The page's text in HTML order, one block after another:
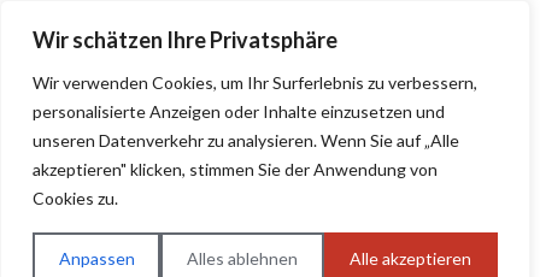
Wir schätzen Ihre Privatsphäre
Wir verwenden Cookies, um Ihr Surferlebnis zu verbessern,
personalisierte Anzeigen oder Inhalte einzusetzen und
unseren Datenverkehr zu analysieren. Wenn Sie auf „Alle
akzeptieren" klicken, stimmen Sie der Anwendung von
Cookies zu.
Anpassen Alles ablehnen Alle akzeptieren
BAUHERRENHILFE.orgQualitätssiegel!
Sie finden hier nur Qualitätsbetriebe, die mit dem DIAMANT,
PLATIN, GOLD, SILBER, ANWÄRTER "Bauherrenhilfe.org-
Qualitätssiegel" ausgezeichnet sind.